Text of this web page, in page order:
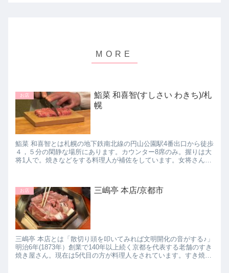
お店
鮨菜 和喜智(すしさい わきち)/札
幌
鮨菜 和喜智とは札幌の地下鉄南北線の円山公園駅4番出口から徒歩
４，５分の閑静な場所にあります。カウンター8席のみ。握りは大
将1人で。焼きなどをする料理人が補佐をしています。女将さんが
お店 三嶋亭 本店/京都市
三嶋亭 本店とは「散切り頭を叩いてみれば文明開化の音がする♪」
明治6年(1873年）創業で140年以上続く京都を代表する老舗のすき
焼き屋さん。現在は5代目の方が料理人をされています。すき焼き